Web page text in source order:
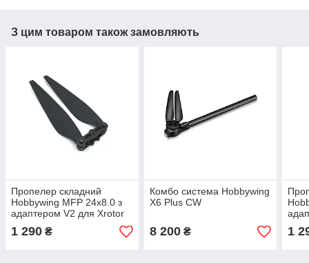
З цим товаром також замовляють
Пропелер складний
Hobbywing MFP 24x8.0 з
адаптером V2 для Xrotor
X6 (CW)
1 290 ₴
Комбо система Hobbywing
X6 Plus CW
8 200₴
X6
1